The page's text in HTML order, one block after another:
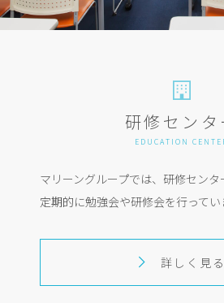
研修センタ
EDUCATION
マリーングループでは、研修センタ
定期的に勉強会や研修会を行ってい
詳しく見る